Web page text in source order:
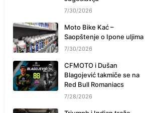
7/30/2026
Moto Bike Kać –
Saopštenje o Ipone uljima
7/30/2026
CFMOTO i Dušan
Blagojević takmiče se na
Red Bull Romaniacs
7/28/2026